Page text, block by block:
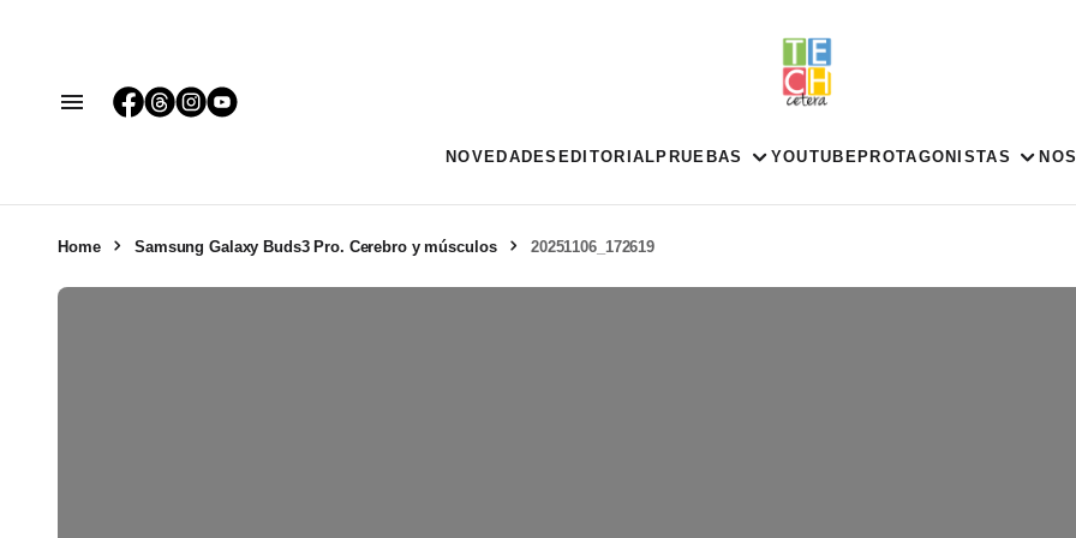
NOVEDADES EDITORIAL PRUEBAS YOUTUBE PROTAGONISTAS
Home Samsung Galaxy Buds3 Pro. Cerebro y músculos 20251106_172619